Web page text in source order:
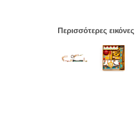
Περισσότερες εικόνες